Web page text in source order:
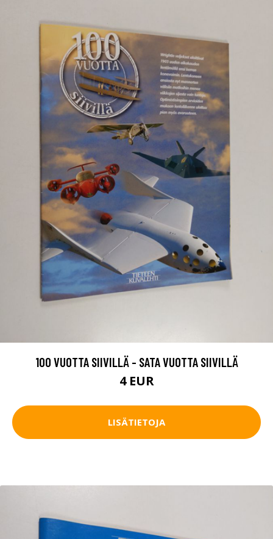
100 VUOTTA SIIVILLÄ - SATA VUOTTA SIIVILLÄ
4 EUR
LISÄTIETOJA